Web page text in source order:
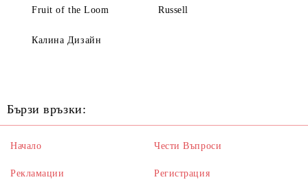
Fruit of the Loom Russell
Калина Дизайн
Бързи връзки:
Начало
Рекламации
Чести Въпроси
Регистрация